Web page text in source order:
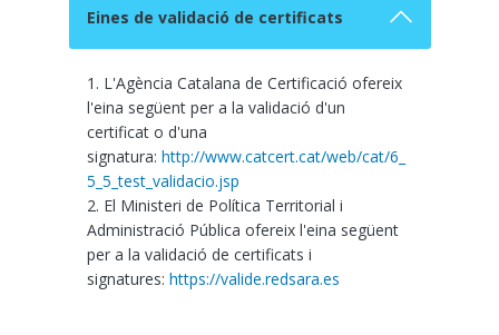
Eines de validació de certificats
1. L'Agència Catalana de Certificació ofereix
l'eina següent per a la validació d'un
certificat o d'una
signatura:http://www.catcert.cat/web/cat/6_
5_5_test_validacio.jsp
2. El Ministeri de Política Territorial i
Administració Pública ofereix l'eina següent
per a la validació de certificats i
signatures:https://valide.redsara.es